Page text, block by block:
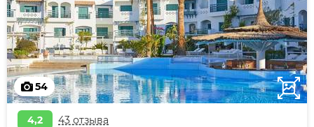
54
4,2 43 отзыва